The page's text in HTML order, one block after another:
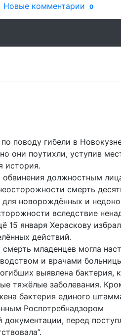
Новые комментарии 0
поводу гибели в
они поутихли, уступив
история.
должностным
смерть
новорождённых и
вследствие
15 января Хераскову
действий.
младенцев могла
и врачами
выявлена бактерия,
тяжёлые заболевания.
бактерия единого
Роспотребнадзором
перед